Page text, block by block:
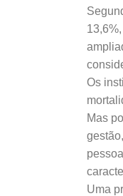
Os
Mas
Uma